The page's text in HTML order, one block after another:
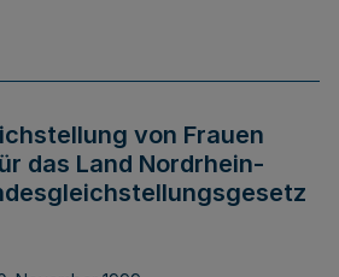
von Frauen
das Land Nordrhein-